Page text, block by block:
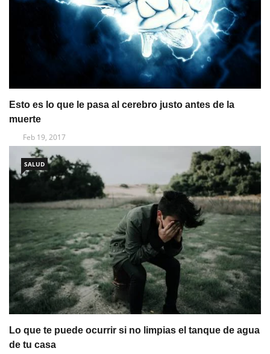
Esto es lo que le pasa al cerebro justo antes de la
muerte
Feb 19, 2017
SALUD
Lo que te puede ocurrir si no limpias el tanque de agua
de tu casa